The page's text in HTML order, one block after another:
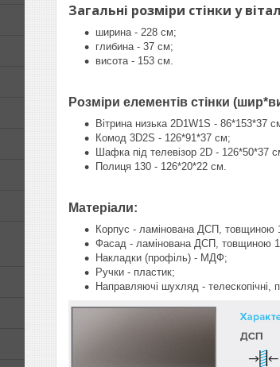
Загальні розміри стінки у
ширина - 228 см;
глибина - 37 см;
висота - 153 см.
Розміри елементів стінки
Вітрина низька 2D1W1S - 86*153*37
Комод 3D2S - 126*91*37 см;
Шафка під телевізор 2D - 126*50*37
Полиця 130 - 126*20*22 см.
Матеріали:
Корпус - ламінована ДСП, товщиною
Фасад - ламінована ДСП, товщиною
Накладки (профіль) - МДФ;
Ручки - пластик;
Направляючі шухляд - телескопічні,